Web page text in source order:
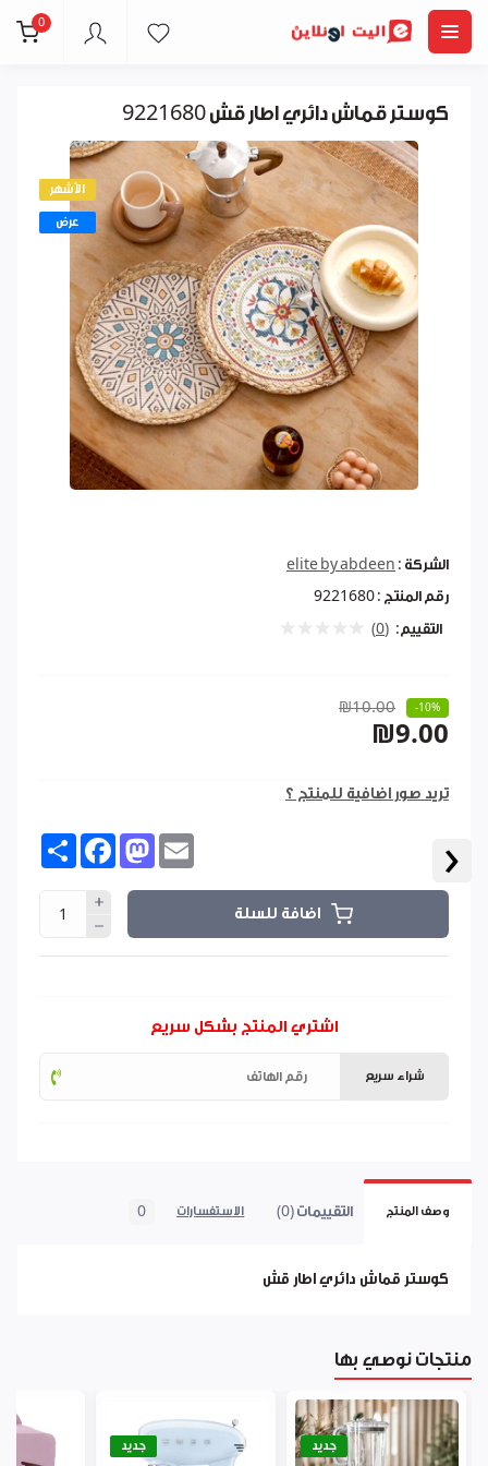
0
‹
كوستر قماش دائري اطار قش 9221680
الأشهر
عرض
الشركة : elite by abdeen
رقم المنتج : 9221680
التقييم: (0)
₪10.00 -10%
₪9.00
تريد صور اضافية للمنتج ؟
Share FacebookMastodon
اضافة للسلة
اشتري المنتج بشكل سريع
شراء سريع
وصف المنتج التقييمات (0) الاستفسارات 0
كوستر قماش دائري اطار قش
منتجات نوصي بها
جديد جديد